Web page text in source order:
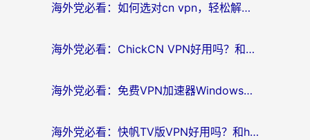
海外党必看：如何选对cn vpn，轻松解锁国内影音游戏？
海外党必看：ChickCN VPN好用吗？和星河VPN对比哪个回国效果更好？附真实体验+避坑指南
海外党必看：免费VPN加速器Windows版怎么选？附真实测评与无缝访问国内资源指南
海外党必看：快帆TV版VPN好用吗？和hi龟龟VPN对比哪个回国效果更好？附免费加速器选择指南